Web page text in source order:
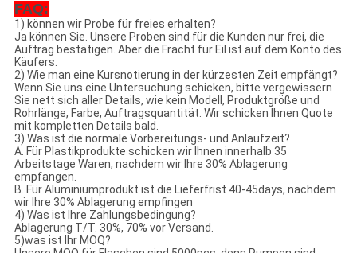
FAQ:
1) können wir Probe für freies erhalten?
Ja können Sie. Unsere Proben sind für die Kunden nur frei, die
Auftrag bestätigen. Aber die Fracht für Eil ist auf dem Konto des
Käufers.
2) Wie man eine Kursnotierung in der kürzesten Zeit empfängt?
Wenn Sie uns eine Untersuchung schicken, bitte vergewissern
Sie nett sich aller Details, wie kein Modell, Produktgröße und
Rohrlänge, Farbe, Auftragsquantität. Wir schicken Ihnen Quote
mit kompletten Details bald.
3) Was ist die normale Vorbereitungs- und Anlaufzeit?
A. Für Plastikprodukte schicken wir Ihnen innerhalb 35
Arbeitstage Waren, nachdem wir Ihre 30% Ablagerung
empfangen.
B. Für Aluminiumprodukt ist die Lieferfrist 40-45days, nachdem
wir Ihre 30% Ablagerung empfingen
4) Was ist Ihre Zahlungsbedingung?
Ablagerung T/T. 30%, 70% vor Versand.
5)was ist Ihr MOQ?